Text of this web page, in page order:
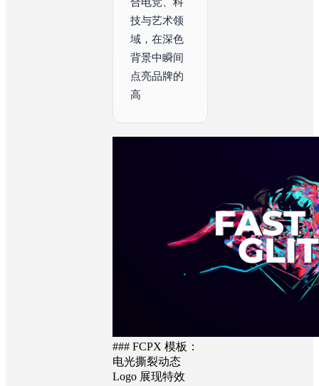
技与艺术领
域，在深色
背景中瞬间
点亮品牌的
高级感。
### FCPX 模板：
电光撕裂动态
Logo 展现特效